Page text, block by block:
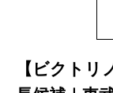
【ビクト